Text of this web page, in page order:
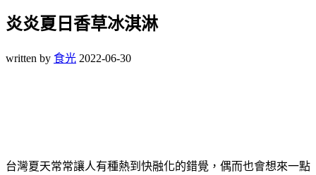
炎炎夏日香草冰淇淋
written by 食光 2022-06-30
台灣夏天常常讓人有種熱到快融化的錯覺，偶而也會想來一點